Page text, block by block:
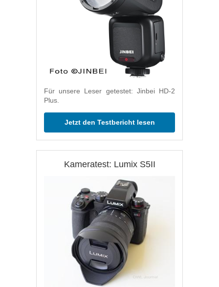
Für unsere Leser getestet: Jinbei HD-2
Plus.
Jetzt den Testbericht lesen
Kameratest: Lumix S5II